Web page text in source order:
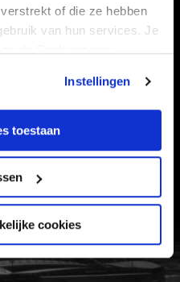
of die ze hebben
van hun services. Je
Instellingen
toestaan
cookies